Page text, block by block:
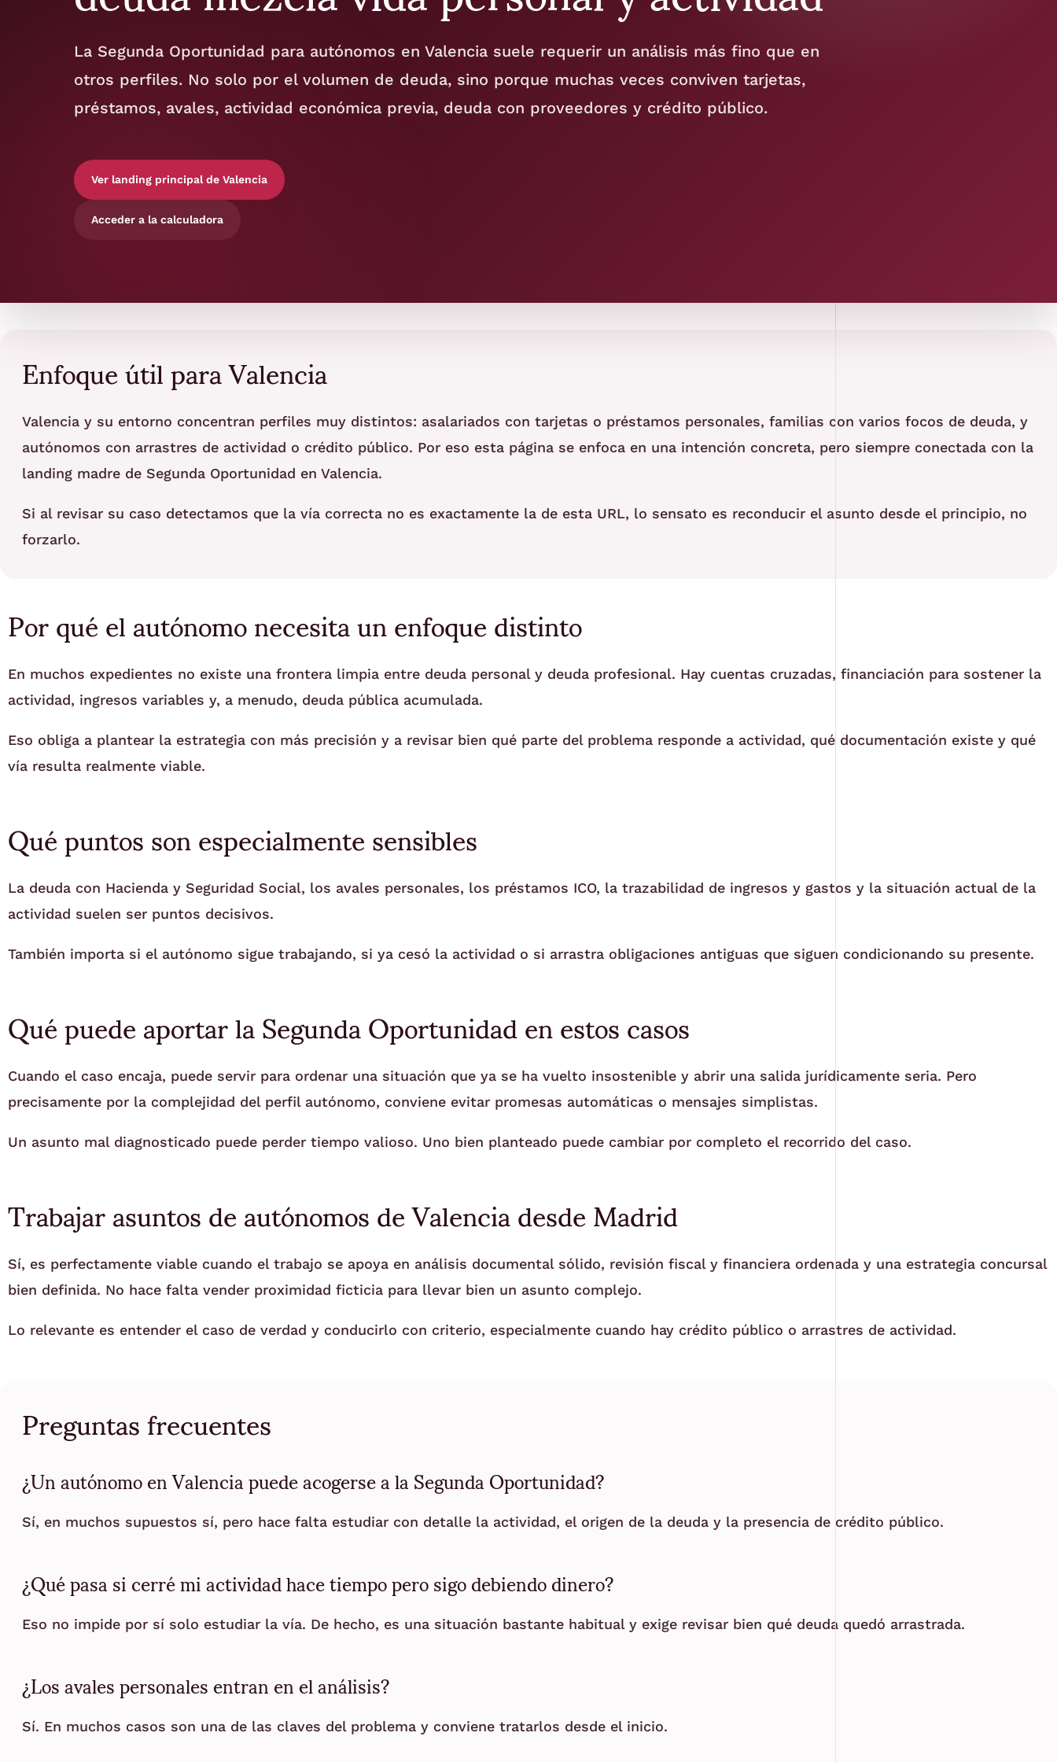
La Segunda Oportunidad para autónomos en Valencia suele requerir un análisis más fino que en
otros perfiles. No solo por el volumen de deuda, sino porque muchas veces conviven tarjetas,
préstamos, avales, actividad económica previa, deuda con proveedores y crédito público.
Ver landing principal de Valencia
Acceder a la calculadora
Enfoque útil para Valencia
Valencia y su entorno concentran perfiles muy distintos: asalariados con tarjetas o préstamos personales, familias con varios focos de deuda, y
autónomos con arrastres de actividad o crédito público. Por eso esta página se enfoca en una intención concreta, pero siempre conectada con la
landing madre de Segunda Oportunidad en Valencia.
Si al revisar su caso detectamos que la vía correcta no es exactamente la de esta URL, lo sensato es reconducir el asunto desde el principio, no
forzarlo.
Por qué el autónomo necesita un enfoque distinto
En muchos expedientes no existe una frontera limpia entre deuda personal y deuda profesional. Hay cuentas cruzadas, financiación para sostener la
actividad, ingresos variables y, a menudo, deuda pública acumulada.
Eso obliga a plantear la estrategia con más precisión y a revisar bien qué parte del problema responde a actividad, qué documentación existe y qué
vía resulta realmente viable.
Qué puntos son especialmente sensibles
La deuda con Hacienda y Seguridad Social, los avales personales, los préstamos ICO, la trazabilidad de ingresos y gastos y la situación actual de la
actividad suelen ser puntos decisivos.
También importa si el autónomo sigue trabajando, si ya cesó la actividad o si arrastra obligaciones antiguas que siguen condicionando su presente.
Qué puede aportar la Segunda Oportunidad en estos casos
Cuando el caso encaja, puede servir para ordenar una situación que ya se ha vuelto insostenible y abrir una salida jurídicamente seria. Pero
precisamente por la complejidad del perfil autónomo, conviene evitar promesas automáticas o mensajes simplistas.
Un asunto mal diagnosticado puede perder tiempo valioso. Uno bien planteado puede cambiar por completo el recorrido del caso.
Trabajar asuntos de autónomos de Valencia desde Madrid
Sí, es perfectamente viable cuando el trabajo se apoya en análisis documental sólido, revisión fiscal y financiera ordenada y una estrategia concursal
bien definida. No hace falta vender proximidad ficticia para llevar bien un asunto complejo.
Lo relevante es entender el caso de verdad y conducirlo con criterio, especialmente cuando hay crédito público o arrastres de actividad.
Preguntas frecuentes
¿Un autónomo en Valencia puede acogerse a la Segunda Oportunidad?
Sí, en muchos supuestos sí, pero hace falta estudiar con detalle la actividad, el origen de la deuda y la presencia de crédito público.
¿Qué pasa si cerré mi actividad hace tiempo pero sigo debiendo dinero?
Eso no impide por sí solo estudiar la vía. De hecho, es una situación bastante habitual y exige revisar bien qué deuda quedó arrastrada.
¿Los avales personales entran en el análisis?
Sí. En muchos casos son una de las claves del problema y conviene tratarlos desde el inicio.